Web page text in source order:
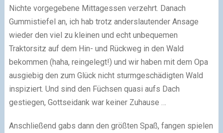
Nichte vorgegebene Mittagessen verzehrt. Danach
Gummistiefel an, ich hab trotz anderslautender Ansage
wieder den viel zu kleinen und echt unbequemen
Traktorsitz auf dem Hin- und Rückweg in den Wald
bekommen (haha, reingelegt!) und wir haben mit dem Opa
ausgiebig den zum Glück nicht sturmgeschädigten Wald
inspiziert. Und sind den Füchsen quasi aufs Dach
gestiegen, Gottseidank war keiner Zuhause …
Anschließend gabs dann den größten Spaß, fangen spielen